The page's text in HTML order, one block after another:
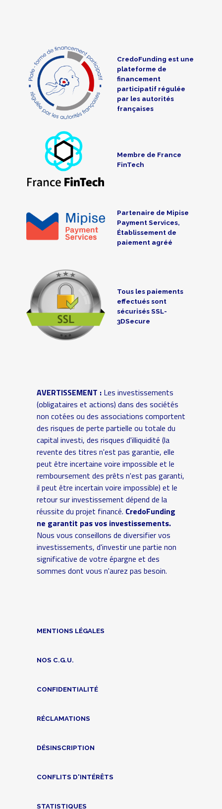
CredoFunding est une
plateforme de
financement
participatif régulée
par les autorités
françaises
Membre de France
FinTech
Partenaire de Mipise
Payment Services,
Établissement de
paiement agréé
Tous les paiements
effectués sont
sécurisés SSL-
3DSecure
AVERTISSEMENT :Les investissements
(obligataires et actions) dans des sociétés
non cotées ou des associations comportent
des risques de perte partielle ou totale du
capital investi, des risques d'illiquidité (la
revente des titres n'est pas garantie, elle
peut être incertaine voire impossible et le
remboursement des prêts n'est pas garanti,
il peut être incertain voire impossible) et le
retour sur investissement dépend de la
réussite du projet financé. CredoFunding
ne garantit pas vos investissements.
Nous vous conseillons de diversifier vos
investissements, d'investir une partie non
significative de votre épargne et des
sommes dont vous n'aurez pas besoin.
MENTIONS LÉGALES
NOS C.G.U.
CONFIDENTIALITÉ
RÉCLAMATIONS
DÉSINSCRIPTION
CONFLITS D'INTÉRÊTS
STATISTIQUES